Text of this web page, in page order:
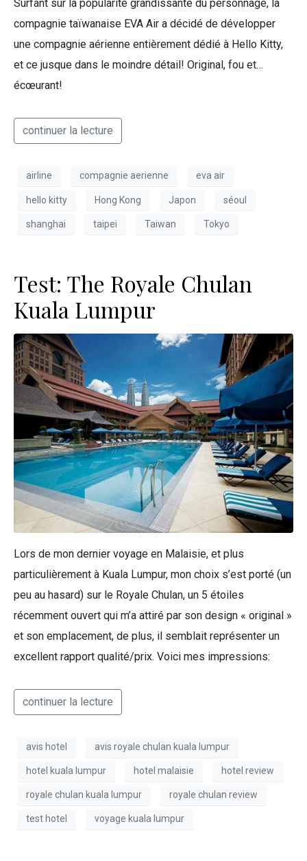
Surfant sur la popularité grandissante du personnage, la
compagnie taïwanaise EVA Air a décidé de développer
une compagnie aérienne entièrement dédié à Hello Kitty,
et ce jusque dans le moindre détail! Original, fou et…
écœurant!
continuer la lecture
airline compagnie aerienne eva air
hello kitty Hong Kong Japon séoul
shanghai taipei Taiwan Tokyo
Test: The Royale Chulan
Kuala Lumpur
Lors de mon dernier voyage en Malaisie, et plus
particulièrement à Kuala Lumpur, mon choix s’est porté (un
peu au hasard) sur le Royale Chulan, un 5 étoiles
récemment ouvert qui m’a attiré par son design « original »
et son emplacement, de plus, il semblait représenter un
excellent rapport qualité/prix. Voici mes impressions:
continuer la lecture
avis hotel avis royale chulan kuala lumpur
hotel kuala lumpur hotel malaisie hotel review
royale chulan kuala lumpur royale chulan review
test hotel voyage kuala lumpur